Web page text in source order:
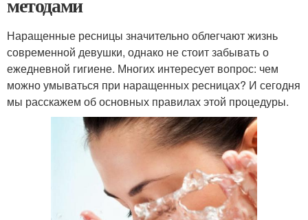
Наращенные ресницы значительно облегчают жизнь
современной девушки, однако не стоит забывать о
ежедневной гигиене. Многих интересует вопрос: чем
можно умываться при наращенных ресницах? И сегодня
мы расскажем об основных правилах этой процедуры.